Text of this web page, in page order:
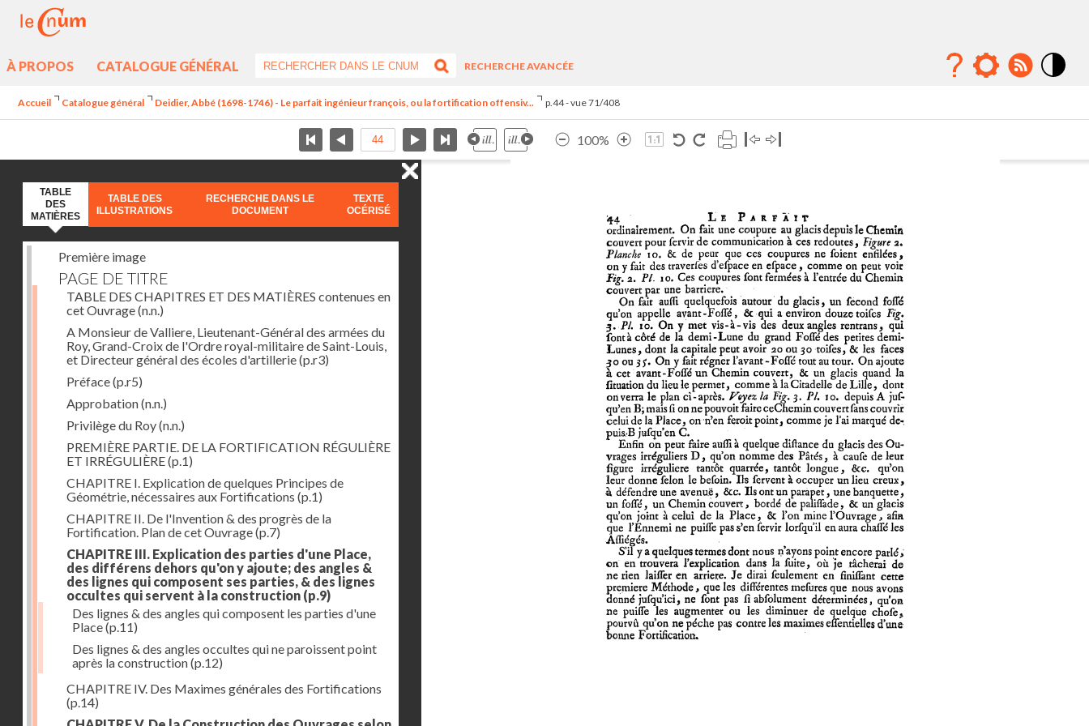
À PROPOS CATALOGUE GÉNÉRAL
RECHERCHE AVANCÉE
Accueil Catalogue général Deidier, Abbé (1698-1746) - Le parfait ingénieur françois, ou la fortification offensiv... p.44 - vue 71/408
100%
TABLE
DES
MATIÈRES
TABLE DES
ILLUSTRATIONS
RECHERCHE DANS LE
DOCUMENT
TEXTE
OCÉRISÉ
Première image
PAGE DE TITRE
TABLE DES CHAPITRES ET DES MATIÈRES contenues en
cet Ouvrage(n.n.)
A Monsieur de Valliere, Lieutenant-Général des armées du
Roy, Grand-Croix de l'Ordre royal-militaire de Saint-Louis,
et Directeur général des écoles d'artillerie(p.r3)
Préface(p.r5)
Approbation(n.n.)
Privilège du Roy(n.n.)
PREMIÈRE PARTIE. DE LA FORTIFICATION RÉGULIÈRE
ET IRRÉGULIÈRE(p.1)
CHAPITRE I. Explication de quelques Principes de
Géométrie, nécessaires aux Fortifications (p.1)
CHAPITRE II. De l'Invention & des progrès de la
Fortification. Plan de cet Ouvrage(p.7)
CHAPITRE III. Explication des parties d'une Place,
des différens dehors qu'on y ajoute; des angles &
des lignes qui composent ses parties, & des lignes
occultes qui servent à la construction (p.9)
Des lignes & des angles qui composent les parties d'une
Place(p.11)
Des lignes & des angles occultes qui ne paroissent point
après la construction(p.12)
CHAPITRE IV. Des Maximes générales des Fortifications
(p.14)